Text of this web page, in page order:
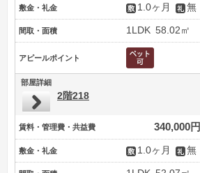
敷金・礼金 1.0ヶ月 無
間取・面積 1LDK 58.02㎡
アピールポイント
部屋詳細
2階218
賃料・管理費・共益費 340,000円
敷金・礼金 1.0ヶ月 無